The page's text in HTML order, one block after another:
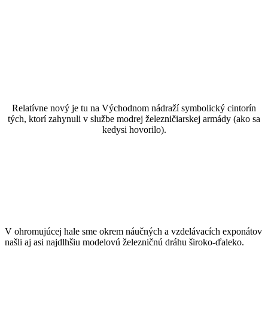
Relatívne nový je tu na Východnom nádraží symbolický cintorín
tých, ktorí zahynuli v službe modrej železničiarskej armády (ako sa
kedysi hovorilo).
V ohromujúcej hale sme okrem náučných a vzdelávacích exponátov
našli aj asi najdlhšiu modelovú železničnú dráhu široko-ďaleko.